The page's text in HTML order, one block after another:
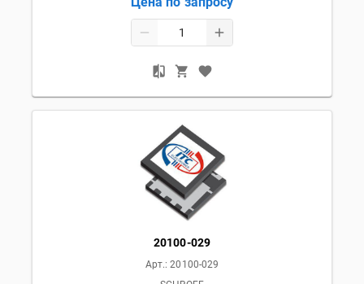
20100-029
Арт.:20100-029